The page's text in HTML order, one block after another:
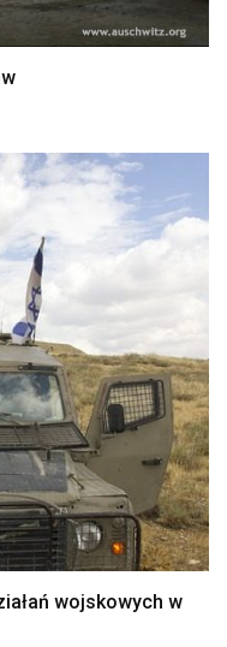
wojskowych w